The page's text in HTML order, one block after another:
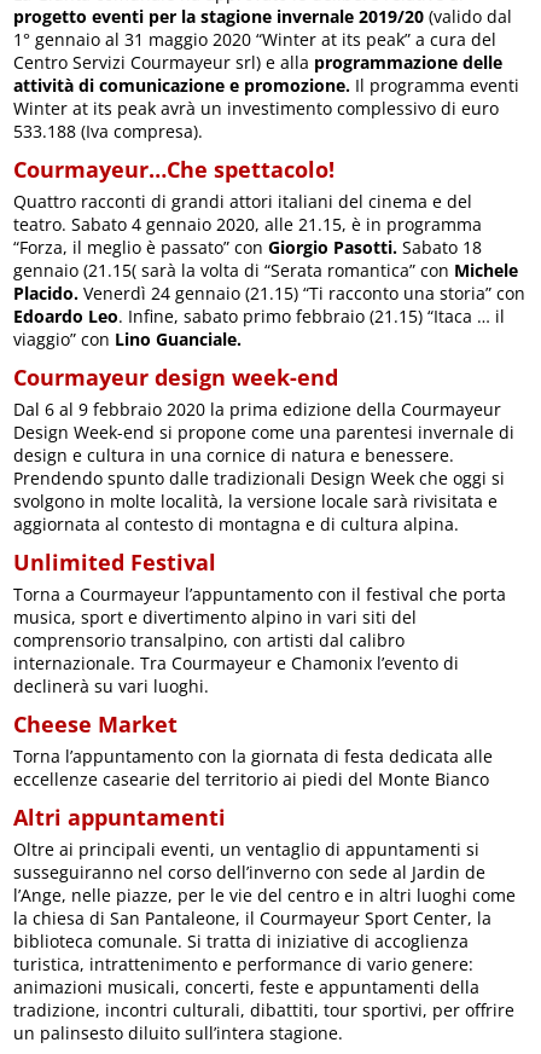
progetto eventi per la stagione invernale 2019/20(valido dal
1° gennaio al 31 maggio 2020 “Winter at its peak” a cura del
Centro Servizi Courmayeur srl) e alla programmazione delle
attività di comunicazione e promozione. Il programma eventi
Winter at its peak avrà un investimento complessivo di euro
533.188 (Iva compresa).
Courmayeur…Che spettacolo!
Quattro racconti di grandi attori italiani del cinema e del
teatro. Sabato 4 gennaio 2020, alle 21.15, è in programma
“Forza, il meglio è passato” conGiorgio Pasotti. Sabato 18
gennaio (21.15( sarà la volta di “Serata romantica” con Michele
Placido. Venerdì 24 gennaio (21.15) “Ti racconto una storia” con
Edoardo Leo. Infine, sabato primo febbraio (21.15) “Itaca … il
viaggio” con Lino Guanciale.
Courmayeur design week-end
Dal 6 al 9 febbraio 2020 la prima edizione della Courmayeur
Design Week-end si propone come una parentesi invernale di
design e cultura in una cornice di natura e benessere.
Prendendo spunto dalle tradizionali Design Week che oggi si
svolgono in molte località, la versione locale sarà rivisitata e
aggiornata al contesto di montagna e di cultura alpina.
Unlimited Festival
Torna a Courmayeur l’appuntamento con il festival che porta
musica, sport e divertimento alpino in vari siti del
comprensorio transalpino, con artisti dal calibro
internazionale. Tra Courmayeur e Chamonix l’evento di
declinerà su vari luoghi.
Cheese Market
Torna l’appuntamento con la giornata di festa dedicata alle
eccellenze casearie del territorio ai piedi del Monte Bianco
Altri appuntamenti
Oltre ai principali eventi, un ventaglio di appuntamenti si
susseguiranno nel corso dell’inverno con sede al Jardin de
l’Ange, nelle piazze, per le vie del centro e in altri luoghi come
la chiesa di San Pantaleone, il Courmayeur Sport Center, la
biblioteca comunale. Si tratta di iniziative di accoglienza
turistica, intrattenimento e performance di vario genere:
animazioni musicali, concerti, feste e appuntamenti della
tradizione, incontri culturali, dibattiti, tour sportivi, per offrire
un palinsesto diluito sull’intera stagione.